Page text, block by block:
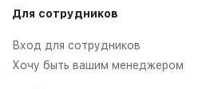
Для сотрудников
Вход для сотрудников
Хочу быть вашим менеджером